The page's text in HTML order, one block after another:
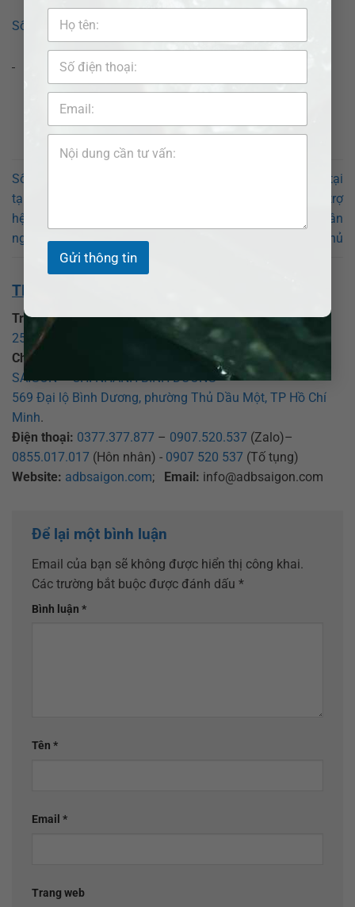
Gửi thông tin
Số điện thoại luật sư tư vấn tại Phường Bình Dương
Số điện thoại luật sư tư vấn
tại Phường Bình Dương: Liên
hệ công ty Luật ADB SAIGON
ngay
Danh bạ Luật sư uy tín tại
Phường Hiệp Bình – Hỗ trợ
pháp lý toàn diện cho thân
chủ
THÔNG TIN VỀ CHÚNG TÔI:
Trụ sở chính:CÔNG TY LUẬT TNHH ADB SAIGON
25 Đồng Xoài, phường Tân Bình, TP Hồ Chí Minh
Chi nhánh Bình Dương:
CÔNG TY LUẬT TNHH ADB
SAIGON – CHI NHÁNH BÌNH DƯƠNG
569 Đại lộ Bình Dương, phường Thủ Dầu Một, TP Hồ Chí
Minh.
Điện thoại: 0377.377.877 – 0907.520.537 (Zalo)–
0855.017.017 (Hôn nhân) - 0907 520 537 (Tố tụng)
Website: adbsaigon.com; Email: info@adbsaigon.com
Để lại một bình luận
Email của bạn sẽ không được hiển thị công khai.
Các trường bắt buộc được đánh dấu *
Bình luận *
Tên *
Email *
Trang web